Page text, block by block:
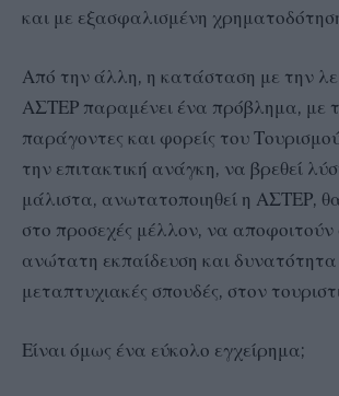
και με εξασφαλισμένη
Από την άλλη, η κατάσταση με την
ΑΣΤΕΡ παραμένει ένα πρόβλημα, με
παράγοντες και φορείς του
την επιτακτική ανάγκη, να βρεθεί
μάλιστα, ανωτατοποιηθεί η ΑΣΤΕΡ,
στο προσεχές μέλλον, να αποφοιτούν
ανώτατη εκπαίδευση και δυνατότητα
μεταπτυχιακές σπουδές, στον
Είναι όμως ένα εύκολο εγχείρημα;